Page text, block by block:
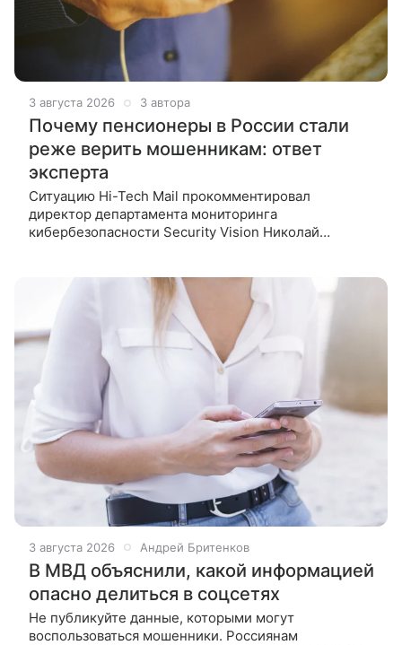
3 августа 2026 3 автора
Почему пенсионеры в России стали
реже верить мошенникам: ответ
эксперта
Ситуацию Hi-Tech Mail прокомментировал
директор департамента мониторинга
кибербезопасности Security Vision Николай
3 августа 2026 Андрей Бритенков
В МВД объяснили, какой информацией
опасно делиться в соцсетях
Не публикуйте данные, которыми могут
воспользоваться мошенники. Россиянам